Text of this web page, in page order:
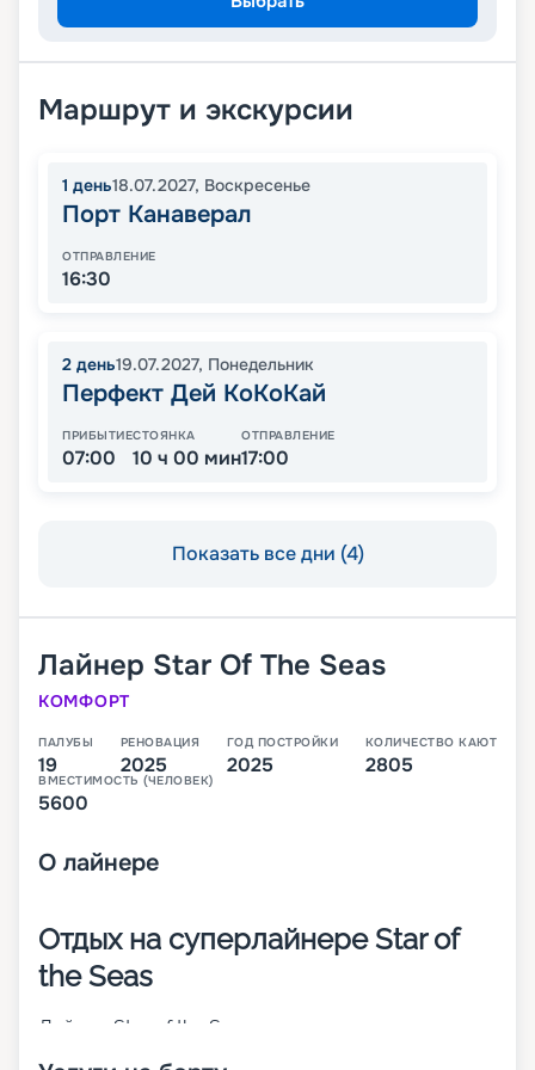
Маршрут и экскурсии
1 день18.07.2027, Воскресенье
Порт Канаверал
ОТПРАВЛЕНИЕ
16:30
2 день19.07.2027, Понедельник
Перфект Дей КоКоКай
ПРИБЫТИЕ
07:00
СТОЯНКА
10 ч 00 мин
ОТПРАВЛЕНИЕ
17:00
Показать все дни (4)
Лайнер Star Of The Seas
КОМФОРТ
ПАЛУБЫ
19
РЕНОВАЦИЯ
2025
ГОД ПОСТРОЙКИ
2025
КОЛИЧЕСТВО КАЮТ
2805
ВМЕСТИМОСТЬ (ЧЕЛОВЕК)
5600
О лайнере
Отдых на суперлайнере Star of
the Seas
Лайнер Star of the Seas – это круизное